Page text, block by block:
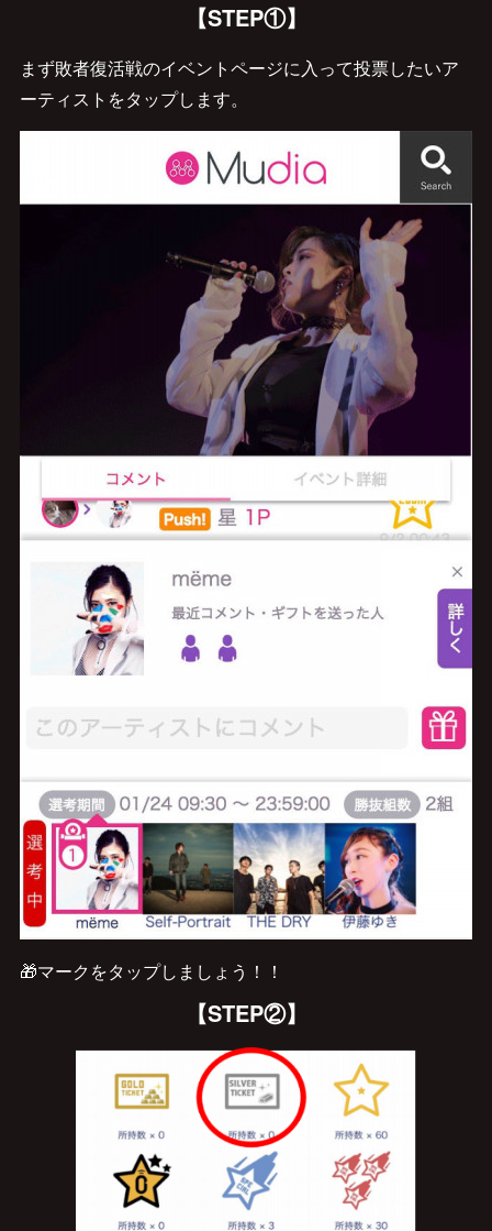
【STEP①】
まず敗者復活戦のイベントページに入って投票したいア
ーティストをタップします。
🎁マークをタップしましょう！！
【STEP②】